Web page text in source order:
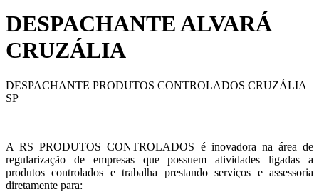
DESPACHANTE ALVARÁ
CRUZÁLIA
DESPACHANTE PRODUTOS CONTROLADOS CRUZÁLIA
SP
A RS PRODUTOS CONTROLADOS é inovadora na área de
regularização de empresas que possuem atividades ligadas a
produtos controlados e trabalha prestando serviços e assessoria
diretamente para: